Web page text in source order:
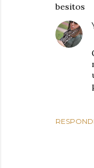
besitos